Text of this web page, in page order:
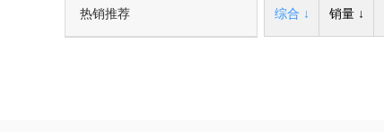
热销推荐 综合 ↓ 销量 ↓